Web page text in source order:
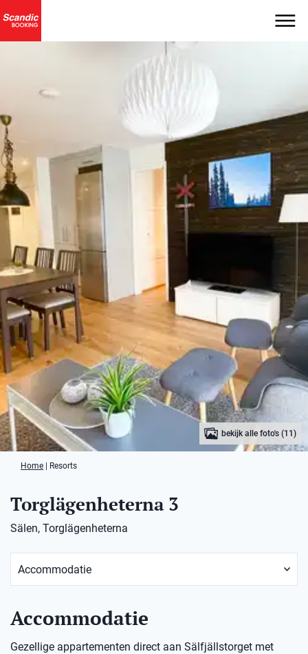
bekijk alle foto's (11)
Home Resorts
Torglägenheterna 3
Sälen, Torglägenheterna
Accommodatie
Gezellige appartementen direct aan Sälfjällstorget met